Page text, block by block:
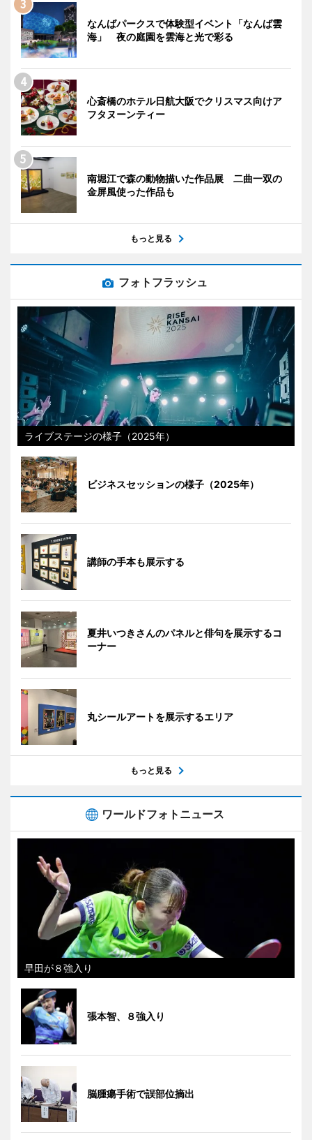
なんばパークスで体験型イベント「なんば雲
海」 夜の庭園を雲海と光で彩る
心斎橋のホテル日航大阪でクリスマス向けア
フタヌーンティー
南堀江で森の動物描いた作品展 二曲一双の
金屏風使った作品も
もっと見る
フォトフラッシュ
ライブステージの様子（2025年）
ビジネスセッションの様子（2025年）
講師の手本も展示する
夏井いつきさんのパネルと俳句を展示するコ
ーナー
丸シールアートを展示するエリア
もっと見る
ワールドフォトニュース
早田が８強入り
張本智、８強入り
脳腫瘍手術で誤部位摘出